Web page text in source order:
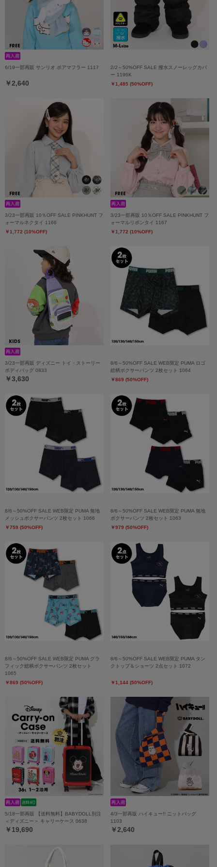
6/19一部再販 サンリオ ボアマフラー 1117
￥2,640
2/2～50%OFF SALE 撥水スノーレッグカバ
ー 1196K
￥1,485 (50%OFF)
3/23一部再販 10％OFF SALE PINKHUNT フ
ォーマルネクタイ 1166
￥1,772 (10%OFF)
3/23一部再販 10％OFF SALE PINKHUNT フ
ォーマルリボンタイ 1167
￥1,772 (10%OFF)
3/23一部再販 ディズニー トイ・ストーリー
ボディバッグ 0833
￥3,630
8/6～50%OFF SALE WEB限定 PUMA ロゴ
総柄ボクサーパンツ 2枚セット 1064
￥869 (50%OFF)
8/6～50%OFF SALE WEB限定 PUMA 無地
メッシュボクサーパンツ 2枚セット 1066
￥759 (50%OFF)
8/6～50%OFF SALE WEB限定 PUMA 無地
ボクサーパンツ 2枚セット 1063
￥979 (50%OFF)
8/6～50%OFF SALE WEB限定 PUMA グラ
フィック総柄ボクサーパンツ 2枚セット
1065
￥869 (50%OFF)
8/6～50%OFF SALE WEB限定 PUMA タン
クトップ＆ショーツ 2点セット 1072
￥1,144 (50%OFF)
5/18一部再販 【送料無料】BABYDOLL別注
＜ディズニー＞ キャリーケース 0638
￥19,690
4/3一部再販 ハイキュー!! ニットバッグ
1103
￥2,640